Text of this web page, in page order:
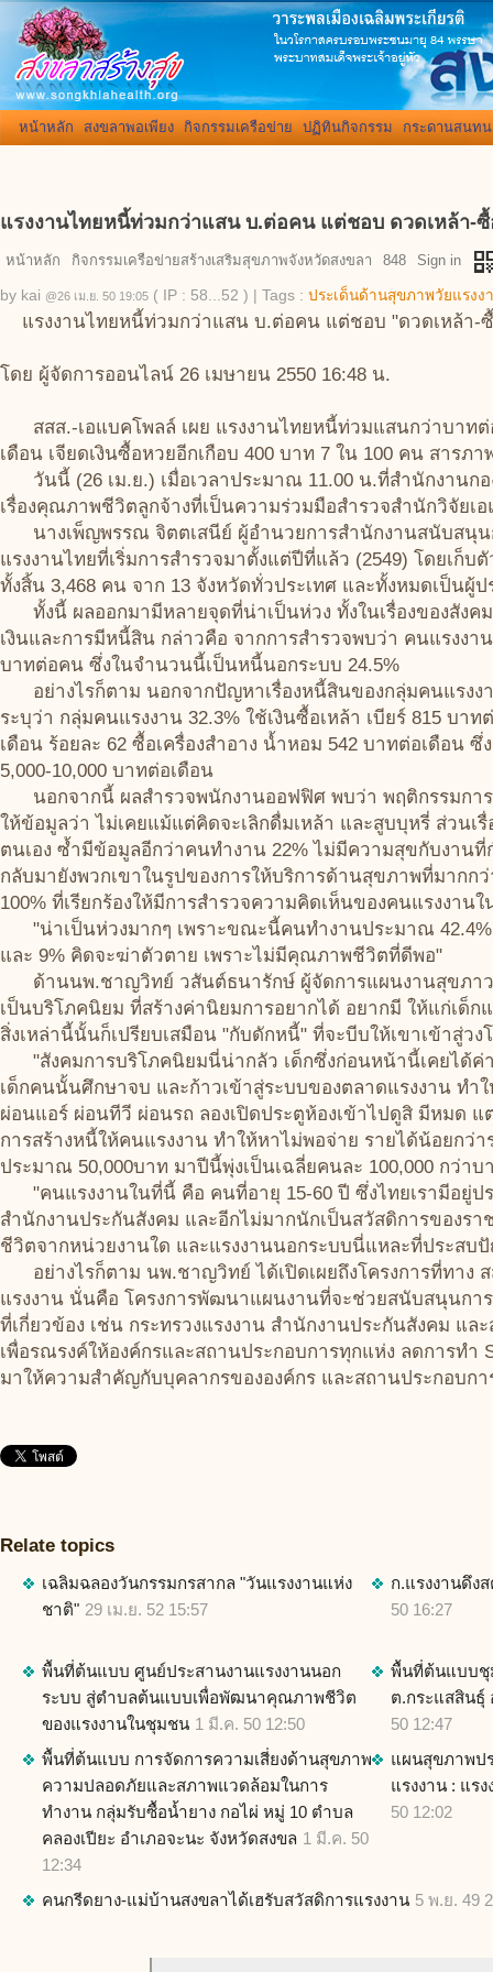
หน้าหลัก สงขลาพอเพียง กิจกรรมเครือข่าย ปฏิทินกิจกรรม กระดานสนท
แรงงานไทยหนี้ท่วมกว่าแสน บ.ต่อคน แต่ชอบ ดวดเหล้า-ซื้
หน้าหลัก กิจกรรมเครือข่ายสร้างเสริมสุขภาพจังหวัดสงขลา 848 Sign in
by kai @26 เม.ย. 50 19:05 ( IP : 58...52 ) Tags : ประเด็นด้านสุขภาพวัยแรงง
แรงงานไทยหนี้ท่วมกว่าแสน บ.ต่อคน แต่ชอบ "ดวดเหล้า-
โดย ผู้จัดการออนไลน์ 26 เมษายน 2550 16:48 น.
สสส.-เอแบคโพลล์ เผย แรงงานไทยหนี้ท่วมแสนกว่าบาทต่
เดือน เจียดเงินซื้อหวยอีกเกือบ 400 บาท 7 ใน 100 คน สารภ
วันนี้ (26 เม.ย.) เมื่อเวลาประมาณ 11.00 น.ที่สำนักงานก
เรื่องคุณภาพชีวิตลูกจ้างที่เป็นความร่วมมือสำรวจสำนักวิจัยเ
นางเพ็ญพรรณ จิตตเสนีย์ ผู้อำนวยการสำนักงานสนับสนุน
แรงงานไทยที่เริ่มการสำรวจมาตั้งแต่ปีที่แล้ว (2549) โดยเก็
ทั้งสิ้น 3,468 คน จาก 13 จังหวัดทั่วประเทศ และทั้งหมดเป็น
ทั้งนี้ ผลออกมามีหลายจุดที่น่าเป็นห่วง ทั้งในเรื่องของสังค
เงินและการมีหนี้สิน กล่าวคือ จากการสำรวจพบว่า คนแรงง
บาทต่อคน ซึ่งในจำนวนนี้เป็นหนี้นอกระบบ 24.5%
อย่างไรก็ตาม นอกจากปัญหาเรื่องหนี้สินของกลุ่มคนแรงง
ระบุว่า กลุ่มคนแรงงาน 32.3% ใช้เงินซื้อเหล้า เบียร์ 815 บา
เดือน ร้อยละ 62 ซื้อเครื่องสำอาง น้ำหอม 542 บาทต่อเดือน
5,000-10,000 บาทต่อเดือน
นอกจากนี้ ผลสำรวจพนักงานออฟฟิศ พบว่า พฤติกรรมการ
ให้ข้อมูลว่า ไม่เคยแม้แต่คิดจะเลิกดื่มเหล้า และสูบบุหรี่ ส่วน
ตนเอง ซ้ำมีข้อมูลอีกว่าคนทำงาน 22% ไม่มีความสุขกับงานที่
กลับมายังพวกเขาในรูปของการให้บริการด้านสุขภาพที่มากก
100% ที่เรียกร้องให้มีการสำรวจความคิดเห็นของคนแรงงา
"น่าเป็นห่วงมากๆ เพราะขณะนี้คนทำงานประมาณ 42.4%
และ 9% คิดจะฆ่าตัวตาย เพราะไม่มีคุณภาพชีวิตที่ดีพอ"
ด้านนพ.ชาญวิทย์ วสันต์ธนารักษ์ ผู้จัดการแผนงานสุขภาว
เป็นบริโภคนิยม ที่สร้างค่านิยมการอยากได้ อยากมี ให้แก่เด็
สิ่งเหล่านี้นั้นก็เปรียบเสมือน "กับดักหนี้" ที่จะบีบให้เขาเข้าสู่ว
"สังคมการบริโภคนิยมนี่น่ากลัว เด็กซึ่งก่อนหน้านี้เคยได้
เด็กคนนั้นศึกษาจบ และก้าวเข้าสู่ระบบของตลาดแรงงาน ทำ
ผ่อนแอร์ ผ่อนทีวี ผ่อนรถ ลองเปิดประตูห้องเข้าไปดูสิ มีหมด
การสร้างหนี้ให้คนแรงงาน ทำให้หาไม่พอจ่าย รายได้น้อยก
ประมาณ 50,000บาท มาปีนี้พุ่งเป็นเฉลี่ยคนละ 100,000 กว่าบ
"คนแรงงานในที่นี้ คือ คนที่อายุ 15-60 ปี ซึ่งไทยเรามีอยู่
สำนักงานประกันสังคม และอีกไม่มากนักเป็นสวัสดิการของ
ชีวิตจากหน่วยงานใด และแรงงานนอกระบบนี่แหละที่ประส
อย่างไรก็ตาม นพ.ชาญวิทย์ ได้เปิดเผยถึงโครงการที่ทาง
แรงงาน นั่นคือ โครงการพัฒนาแผนงานที่จะช่วยสนับสนุนก
ที่เกี่ยวข้อง เช่น กระทรวงแรงงาน สำนักงานประกันสังคม แล
เพื่อรณรงค์ให้องค์กรและสถานประกอบการทุกแห่ง ลดการทำ
มาให้ความสำคัญกับบุคลากรขององค์กร และสถานประกอบก
Relate topics
เฉลิมฉลองวันกรรมกรสากล "วันแรงงานแห่ง
ชาติ" 29 เม.ย. 52 15:57
ก.แรงงานดึง
50 16:27
พื้นที่ต้นแบบ ศูนย์ประสานงานแรงงานนอก
ระบบ สู่ตำบลต้นแบบเพื่อพัฒนาคุณภาพชีวิต
ของแรงงานในชุมชน 1 มี.ค. 50 12:50
พื้นที่ต้นแบบชุ
ต.กระแสสินธุ์
50 12:47
พื้นที่ต้นแบบ การจัดการความเสี่ยงด้านสุขภาพ
ความปลอดภัยและสภาพแวดล้อมในการ
ทำงาน กลุ่มรับซื้อน้ำยาง กอไผ่ หมู่ 10 ตำบล
คลองเปียะ อำเภอจะนะ จังหวัดสงขล 1 มี.ค. 50
12:34
แผนสุขภาพป
แรงงาน : แร
50 12:02
คนกรีดยาง-แม่บ้านสงขลาได้เฮรับสวัสดิการแรงงาน 5 พ.ย. 49